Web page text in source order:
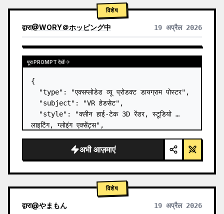
विशेष
द्वारा@WORY＠ホッピング中 19 अप्रैल 2026
पूरा PROMPT देखें
{
  "type": "एक्सप्लोडेड व्यू प्रोडक्ट डायग्राम पोस्टर",
  "subject": "VR हेडसेट",
  "style": "क्लीन हाई-टेक 3D रेंडर, स्टूडियो
लाइटिंग, ग्लोइंग एक्सेंट्स",
अभी आज़माएं
विशेष
द्वारा@やまもん 19 अप्रैल 2026